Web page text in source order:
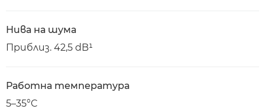
Нива на шума
Приблиз. 42,5 dB¹
Работна температура
5–35°C